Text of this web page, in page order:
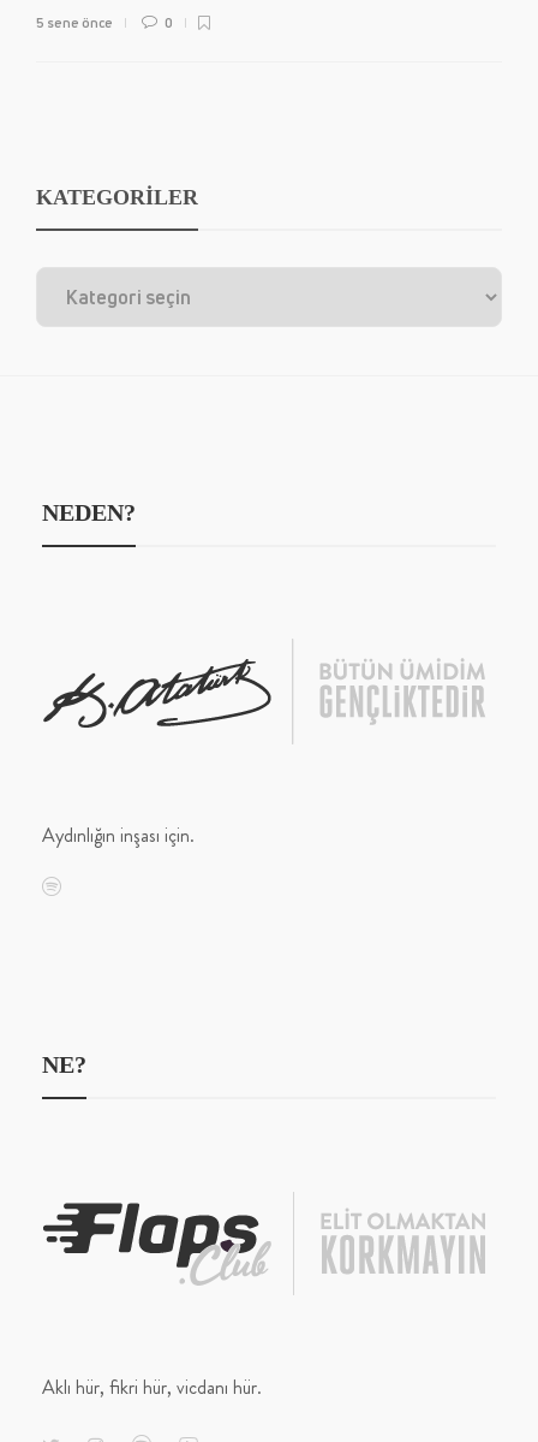
5 sene önce 0
KATEGORİLER
NEDEN?
Aydınlığın inşası için.
NE?
Aklı hür, fikri hür, vicdanı hür.